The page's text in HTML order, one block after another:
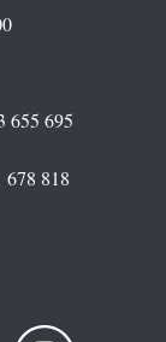
655 695
818